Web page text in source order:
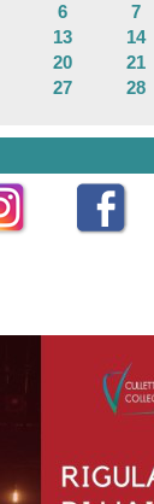
6 7
13 14
20 21
27 28